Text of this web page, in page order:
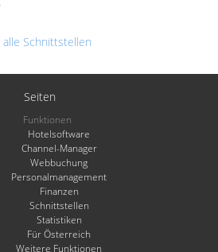
Schnittstellen
Seiten
Funktionen
Hotelsoftware
Channel-Manager
Webbuchung
Personalmanagement
Finanzen
Schnittstellen
Statistiken
Für Österreich
Weitere Funktionen